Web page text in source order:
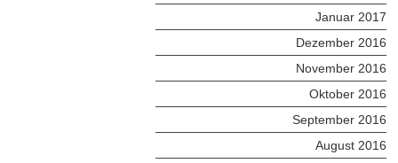
Januar 2017
Dezember 2016
November 2016
Oktober 2016
September 2016
August 2016